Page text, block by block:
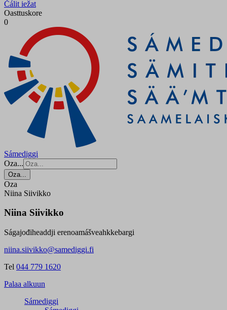
Čálit iežat
Oasttuskore
0
Sámediggi
Oza...
Oza...
Oza
Niina Siivikko
Niina Siivikko
Ságajođiheaddji erenoamášveahkkebargi
niina.siivikko@samediggi.fi
Tel 044 779 1620
Palaa alkuun
Sámediggi